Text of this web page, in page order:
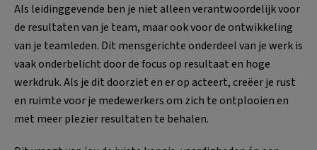
Als leidinggevende ben je niet alleen verantwoordelijk voor
de resultaten van je team, maar ook voor de ontwikkeling
van je teamleden. Dit mensgerichte onderdeel van je werk is
vaak onderbelicht door de focus op resultaat en hoge
werkdruk. Als je dit doorziet en er op acteert, creëer je rust
en ruimte voor je medewerkers om zich te ontplooien en
met meer plezier resultaten te behalen.